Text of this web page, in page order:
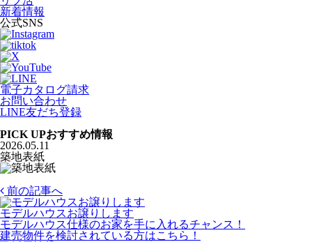
新着情報
公式SNS
電子カタログ請求
お問い合わせ
LINE友だち登録
PICK UPおすすめ情報
2026.05.11
築地表紙
前の記事へ
モデルハウスお譲りします
モデルハウス仕様のお家を手に入れるチャンス！
建売物件を検討されている方はこちら！